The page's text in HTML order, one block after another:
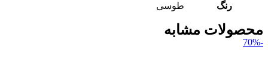
رنگ طوسی
محصولات مشابه
-70%